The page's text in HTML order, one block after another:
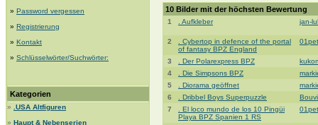
» Password vergessen
» Registrierung
» Kontakt
» Schlüsselwörter/Suchwörter:
Kategorien
»
.USA Altfiguren
» Haupt & Nebenserien
10 Bilder mit der höchsten Bewertung
1 . Aufkleber jan-
2
. Cybertop in defence of the portal
of fantasy BPZ England
3 . Der Polarexpress BPZ
4
. Die Simpsons BPZ
5
. Diorama geöffnet
6
. Dribbel Boys Superpuzzle
7
. El loco mundo de los 10 Pingüi
Playa BPZ Spanien 1 RS